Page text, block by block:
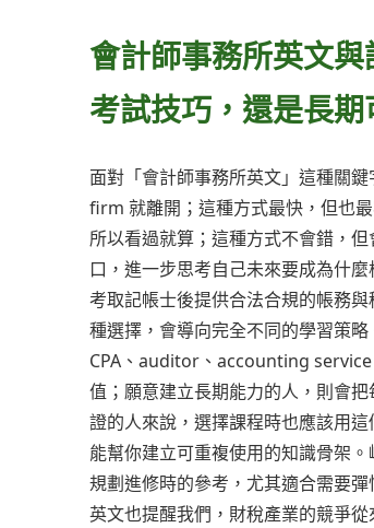
會計師事務所英文
考試技巧，還是長
面對「會計師事務所英文」這種關
firm 就離開；這種方式最快，但也
所以看過就算；這種方式不會錯，
口，進一步思考自己未來要成為什
考取記帳士後提供合法合規的帳務
種選擇，會導向完全不同的學習策
CPA、auditor、accounting service
值；願意建立長期能力的人，則會
證的人來說，選擇課程時也應該用
能幫你建立可重複使用的知識骨架
規劃進修時的參考，尤其適合需要
英文也提醒我們，財稅產業的競爭